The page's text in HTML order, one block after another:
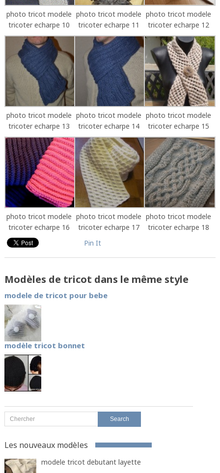
photo tricot modele
tricoter echarpe 10
photo tricot modele
tricoter echarpe 11
photo tricot modele
tricoter echarpe 12
photo tricot modele
tricoter echarpe 13
photo tricot modele
tricoter echarpe 14
photo tricot modele
tricoter echarpe 15
photo tricot modele
tricoter echarpe 16
photo tricot modele
tricoter echarpe 17
photo tricot modele
tricoter echarpe 18
Pin It
Modèles de tricot dans le même style
modele de tricot pour bebe
modèle tricot bonnet
Les nouveaux modèles
modele tricot debutant layette